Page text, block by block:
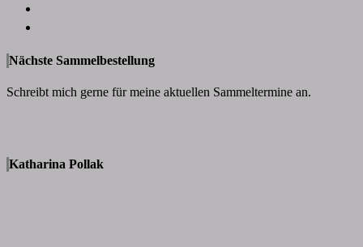
Nächste Sammelbestellung
Schreibt mich gerne für meine aktuellen Sammeltermine an.
Katharina Pollak